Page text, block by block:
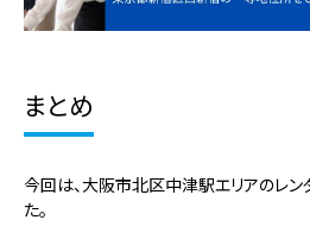
まとめ
今回は、大阪市北区中津駅エリアのレン
た。